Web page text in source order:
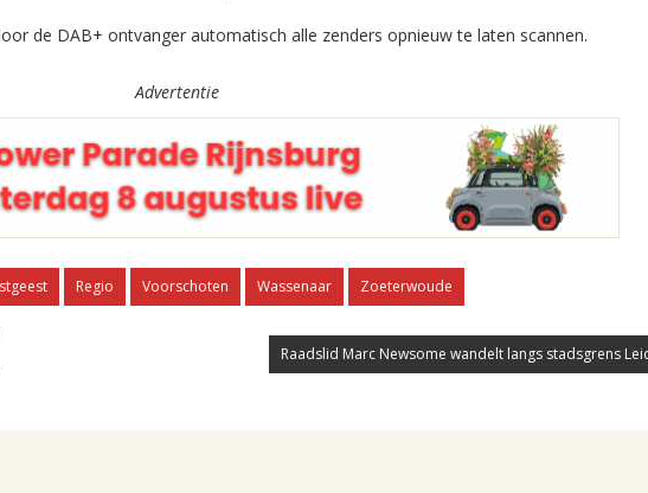
de DAB+ ontvanger automatisch alle zenders opnieuw te laten scannen.
Advertentie
Regio Voorschoten Wassenaar Zoeterwoude
Raadslid Marc Newsome wandelt langs stadsgrens